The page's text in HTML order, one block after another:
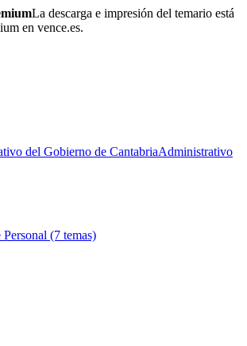
La descarga e impresión del temario está
en vence.es.
del Gobierno de CantabriaAdministrativo
(7 temas)